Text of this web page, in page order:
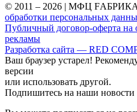
© 2011 – 2026 | МФЦ
обработки персональных
Публичный договор-оферта на
рекламы
Разработка сайта — RED
Ваш браузер устарел!
версии
или использовать другой.
Подпишитесь на наши новости